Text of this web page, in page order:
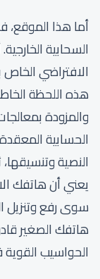
أما هذا الموقع،
السحابية
الافتراضي الخاص
هذه اللحظة
والمزودة
الحسابية
النصية
يعني أن هاتفك
سوى رفع وتنزيل
هاتفك الصغير
الحواسيب